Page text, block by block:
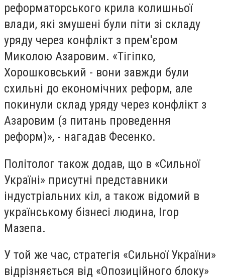
реформаторського крила колишньої
влади, які змушені були піти зі складу
уряду через конфлікт з прем'єром
Миколою Азаровим. «Тігіпко,
Хорошковський - вони завжди були
схильні до економічних реформ, але
покинули склад уряду через конфлікт з
Азаровим (з питань проведення
реформ)», - нагадав Фесенко.
Політолог також додав, що в «Сильної
Україні» присутні представники
індустріальних кіл, а також відомий в
українському бізнесі людина, Ігор
Мазепа.
У той же час, стратегія «Сильної України»
відрізняється від «Опозиційного блоку»